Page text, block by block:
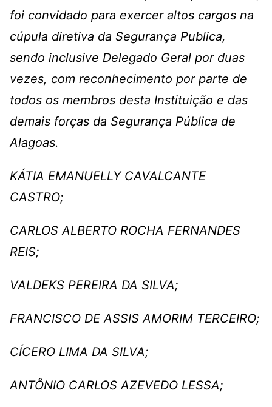
foi convidado para exercer altos cargos na
cúpula diretiva da Segurança Publica,
sendo inclusive Delegado Geral por duas
vezes, com reconhecimento por parte de
todos os membros desta Instituição e das
demais forças da Segurança Pública de
Alagoas.
KÁTIA EMANUELLY CAVALCANTE
CASTRO;
CARLOS ALBERTO ROCHA FERNANDES
REIS;
VALDEKS PEREIRA DA SILVA;
FRANCISCO DE ASSIS AMORIM TERCEIRO;
CÍCERO LIMA DA SILVA;
ANTÔNIO CARLOS AZEVEDO LESSA;